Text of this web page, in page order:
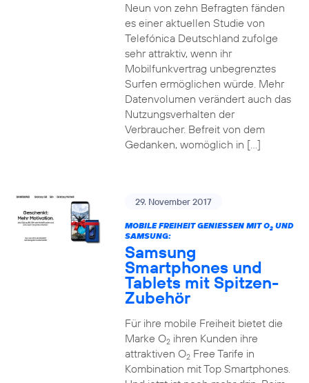
Neun von zehn Befragten fänden
es einer aktuellen Studie von
Telefónica Deutschland zufolge
sehr attraktiv, wenn ihr
Mobilfunkvertrag unbegrenztes
Surfen ermöglichen würde. Mehr
Datenvolumen verändert auch das
Nutzungsverhalten der
Verbraucher. Befreit von dem
Gedanken, womöglich in […]
29. November 2017
MOBILE FREIHEIT GENIESSEN MIT O 2UND
SAMSUNG:
Samsung
Smartphones und
Tablets mit Spitzen-
Zubehör
Für ihre mobile Freiheit bietet die
Marke O2ihren Kunden ihre
attraktiven O2Free Tarife in
Kombination mit Top Smartphones.